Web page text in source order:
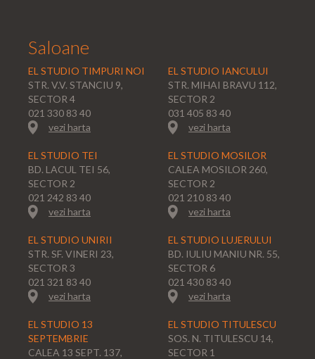
Saloane
EL STUDIO TIMPURI NOI
STR. V.V. STANCIU 9,
SECTOR 4
021 330 83 40
vezi harta
EL STUDIO IANCULUI
STR. MIHAI BRAVU 112,
SECTOR 2
031 405 83 40
vezi harta
EL STUDIO TEI
BD. LACUL TEI 56,
SECTOR 2
021 242 83 40
vezi harta
EL STUDIO MOSILOR
CALEA MOSILOR 260,
SECTOR 2
021 210 83 40
vezi harta
EL STUDIO UNIRII
STR. SF. VINERI 23,
SECTOR 3
021 321 83 40
vezi harta
EL STUDIO LUJERULUI
BD. IULIU MANIU NR. 55,
SECTOR 6
021 430 83 40
vezi harta
EL STUDIO 13
SEPTEMBRIE
CALEA 13 SEPT. 137,
EL STUDIO TITULESCU
SOS. N. TITULESCU 14,
SECTOR 1